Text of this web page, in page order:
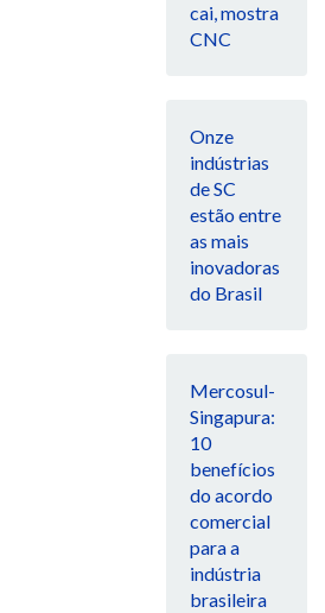
cai, mostra
CNC
Onze
indústrias
de SC
estão entre
as mais
inovadoras
do Brasil
Mercosul-
Singapura:
10
benefícios
do acordo
comercial
para a
indústria
brasileira